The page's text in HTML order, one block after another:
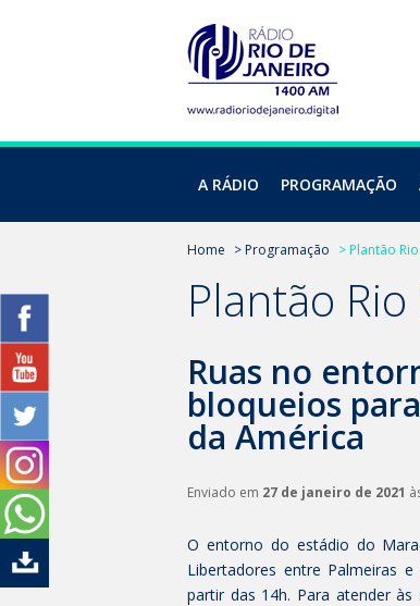
A RÁDIO PROGRAMAÇÃO
Home > Programação > Plantão
Plantão
Ruas no
bloqueios
da América
Enviado em 27 de janeiro de 2021
O entorno do estádio do
Libertadores entre Palmeiras
partir das 14h. Para atender